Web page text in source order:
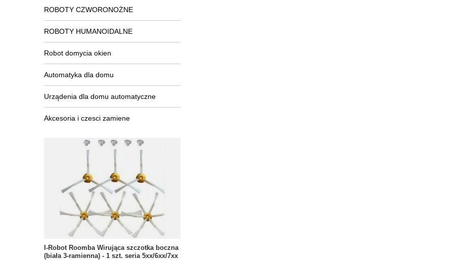
ROBOTY CZWORONOŻNE
ROBOTY HUMANOIDALNE
Robot domycia okien
Automatyka dla domu
Urządenia dla domu automatyczne
Akcesoria i czesci zamiene
I-Robot Roomba Wirująca szczotka boczna
(biała 3-ramienna) - 1 szt. seria 5xx/6xx/7xx